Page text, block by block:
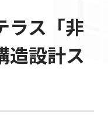
ス「非
造設計ス